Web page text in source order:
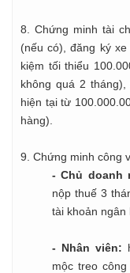
8. Chứng minh tài
(nếu có), đăng ký
kiệm tối thiểu
không quá 2
hiện tại từ
hàng).
9. Chứng minh công
- Chủ doanh
nộp thuế 3
tài khoản ngân
- Nhân viên:
mộc treo